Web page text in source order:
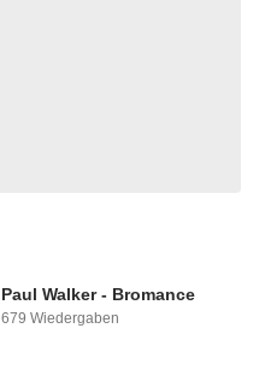
Paul Walker - Bromance
679 Wiedergaben